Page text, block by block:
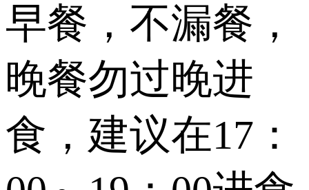
早餐，不漏餐，
晚餐勿过晚进
食，建议在17：